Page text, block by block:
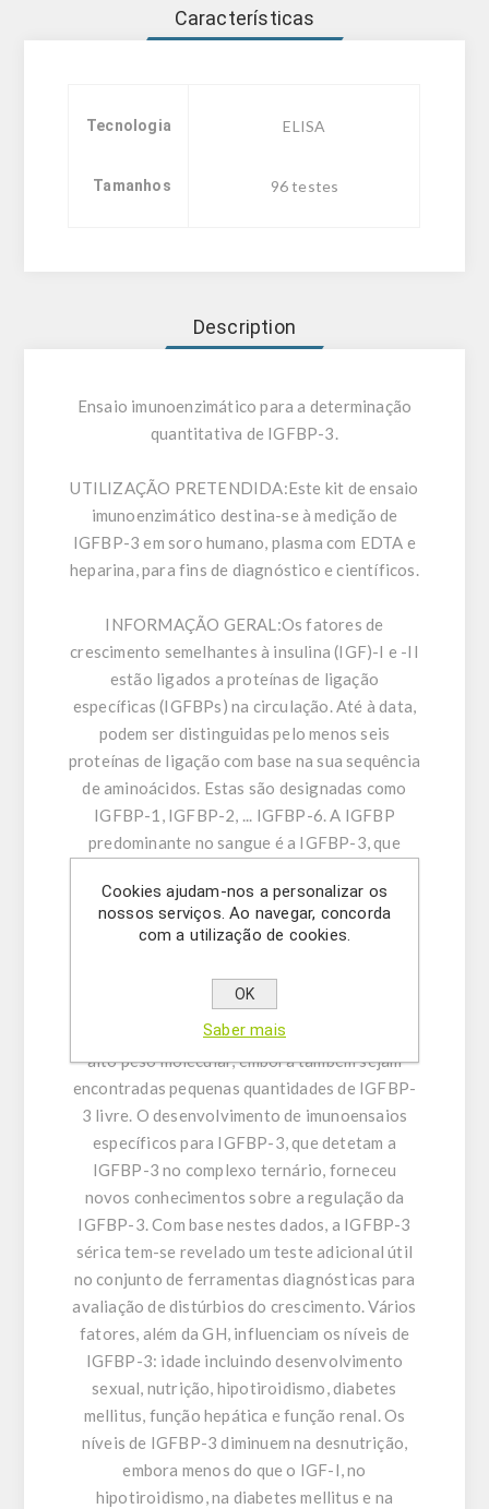
Características
Tecnologia ELISA
Tamanhos 96 testes
Description
Ensaio imunoenzimático para a determinação
quantitativa de IGFBP-3.
UTILIZAÇÃO PRETENDIDA:Este kit de ensaio
imunoenzimático destina-se à medição de
IGFBP-3 em soro humano, plasma com EDTA e
heparina, para fins de diagnóstico e científicos.
INFORMAÇÃO GERAL:Os fatores de
crescimento semelhantes à insulina (IGF)-I e -II
estão ligados a proteínas de ligação
específicas (IGFBPs) na circulação. Até à data,
podem ser distinguidas pelo menos seis
proteínas de ligação com base na sua sequência
de aminoácidos. Estas são designadas como
IGFBP-1, IGFBP-2, ... IGFBP-6. A IGFBP
predominante no sangue é a IGFBP-3, que
total de IGF-I e IGF-II. Em contraste com as
outras proteínas de ligação, a IGFBP-3 tem a
lábil ao ácido (ALS) após a ligação do IGF-I ou
IGF-II. A maior parte da IGFBP-3 no plasma
está presente como um complexo ternário de
alto peso molecular, embora também sejam
encontradas pequenas quantidades de IGFBP-
3 livre. O desenvolvimento de imunoensaios
específicos para IGFBP-3, que detetam a
IGFBP-3 no complexo ternário, forneceu
novos conhecimentos sobre a regulação da
IGFBP-3. Com base nestes dados, a IGFBP-3
sérica tem-se revelado um teste adicional útil
no conjunto de ferramentas diagnósticas para
avaliação de distúrbios do crescimento. Vários
fatores, além da GH, influenciam os níveis de
IGFBP-3: idade incluindo desenvolvimento
sexual, nutrição, hipotiroidismo, diabetes
mellitus, função hepática e função renal. Os
níveis de IGFBP-3 diminuem na desnutrição,
embora menos do que o IGF-I, no
hipotiroidismo, na diabetes mellitus e na
Cookies ajudam-nos a personalizar os
nossos serviços. Ao navegar, concorda
com a utilização de cookies.
OK
Saber mais